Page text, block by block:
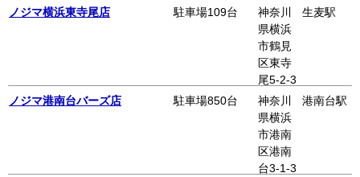
1 オー
ロラモ
ール東
戸塚ア
ネック
ス 2階
ノジマ横浜東寺尾店 駐車場109台
神奈川
県横浜
市鶴見
区東寺
尾5-2-3
1 WAK
E・RO
AD 2階
生麦駅
ノジマ港南台バーズ店 駐車場850台
神奈川
県横浜
市港南
区港南
台3-1-3
港南台駅